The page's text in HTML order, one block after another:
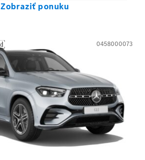
Zobraziť ponuku
0458000073